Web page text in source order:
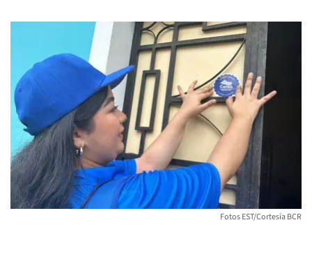
Fotos EST/Cortesía BCR